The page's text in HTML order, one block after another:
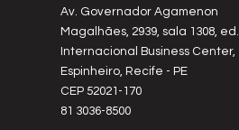
Av. Governador Agamenon
Magalhães, 2939, sala 1308, ed.
Internacional Business Center,
Espinheiro, Recife - PE
CEP 52021-170
81 3036-8500